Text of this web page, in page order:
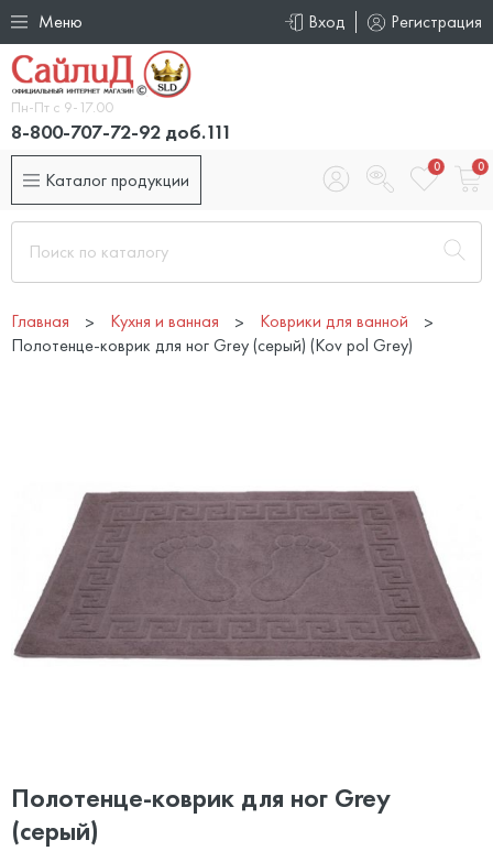
Меню Вход Регистрация
Пн-Пт с 9-17.00
8-800-707-72-92 доб.111
Каталог продукции
0 0
Главная Кухня и ванная
Коврики для ванной
Полотенце-коврик для ног Grey (серый) (Kov pol Grey)
Полотенце-коврик для ног Grey
(серый)